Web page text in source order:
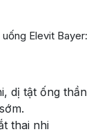
Elevit Bayer:
dị tật ống thần
thai nhi